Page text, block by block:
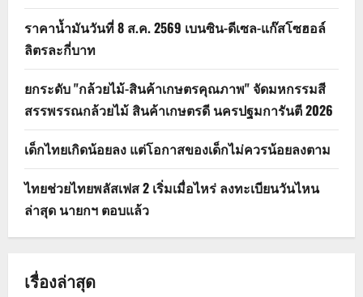
ราคาน้ำมันวันที่ 8 ส.ค. 2569 เบนซิน-ดีเซล-แก๊สโซฮอล์
ลิตรละกี่บาท
ยกระดับ "กล้วยไม้-สินค้าเกษตรคุณภาพ" จัดมหกรรมสี
สรรพรรณกล้วยไม้ สินค้าเกษตรดี นครปฐมการันตี 2026
เด็กไทยเกิดน้อยลง แต่โอกาสของเด็กไม่ควรน้อยลงตาม
ไทยช่วยไทยพลัสเฟส 2 เริ่มเมื่อไหร่ ลงทะเบียนวันไหน
ล่าสุด นายกฯ ตอบแล้ว
เรื่องล่าสุด